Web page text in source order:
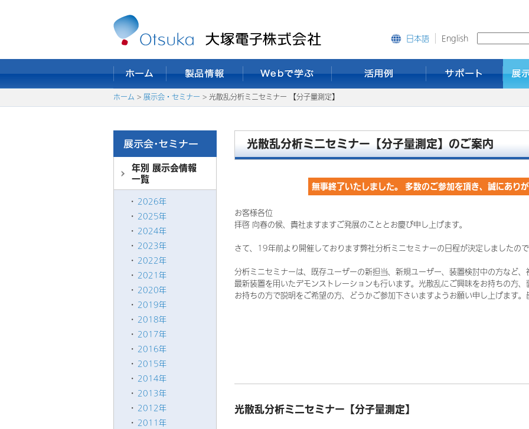
日本語
English
ホーム > 展示会・セミナー > 光散乱分析ミニセミナー 【分子量測定】
年別 展示会情報
一覧
2026年
2025年
2024年
2023年
2022年
2021年
2020年
2019年
2018年
2017年
2016年
2015年
2014年
2013年
2012年
2011年
光散乱分析ミニセミナー【分子量測定】のご案内
無事終了いたしました。 多数のご参加を頂き、誠にあり
お客様各位
拝啓 向春の候、貴社ますますご発展のこととお慶び申し上げます。
さて、19年前より開催しております弊社分析ミニセミナーの日程が決定しましたので
分析ミニセミナーは、既存ユーザーの新担当、新規ユーザー、装置検討中の方など
最新装置を用いたデモンストレーションも行います。光散乱にご興味をお持ちの方
お持ちの方で説明をご希望の方、どうかご参加下さいますようお願い申し上げます。
光散乱分析ミニセミナー【分子量測定】